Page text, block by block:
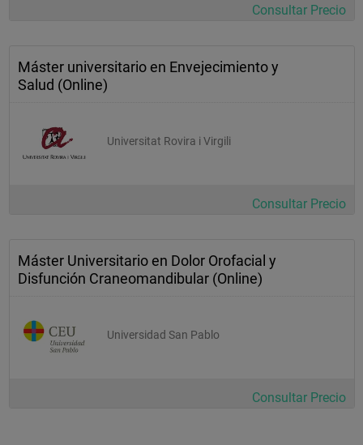
Consultar Precio
Máster universitario en Envejecimiento y
Salud (Online)
Universitat Rovira i Virgili
Consultar Precio
Máster Universitario en Dolor Orofacial y
Disfunción Craneomandibular (Online)
Universidad San Pablo
Consultar Precio